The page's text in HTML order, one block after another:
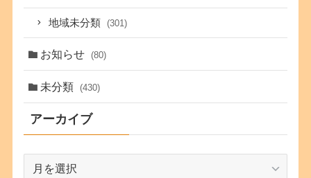
地域未分類 (301)
お知らせ (80)
未分類 (430)
アーカイブ